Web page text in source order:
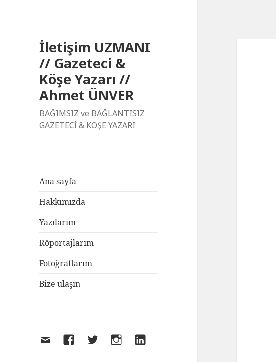
İletişim UZMANI
// Gazeteci &
Köşe Yazarı //
Ahmet ÜNVER
BAĞIMSIZ ve BAĞLANTISIZ
GAZETECİ & KÖŞE YAZARI
Ana sayfa
Hakkımızda
Yazılarım
Röportajlarım
Fotoğraflarım
Bize ulaşın